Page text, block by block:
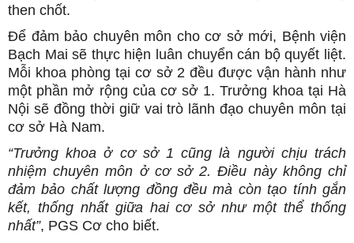
then chốt.
Để đảm bảo chuyên môn cho cơ sở mới, Bệnh viện
Bạch Mai sẽ thực hiện luân chuyển cán bộ quyết liệt.
Mỗi khoa phòng tại cơ sở 2 đều được vận hành như
một phần mở rộng của cơ sở 1. Trưởng khoa tại Hà
Nội sẽ đồng thời giữ vai trò lãnh đạo chuyên môn tại
cơ sở Hà Nam.
“Trưởng khoa ở cơ sở 1 cũng là người chịu trách
nhiệm chuyên môn ở cơ sở 2. Điều này không chỉ
đảm bảo chất lượng đồng đều mà còn tạo tính gắn
kết, thống nhất giữa hai cơ sở như một thể thống
nhất”, PGS Cơ cho biết.